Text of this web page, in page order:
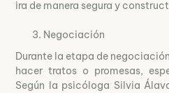
ira de manera segura y
Negociación
Durante la etapa de
hacer tratos o promesas,
Según la psicóloga Silvia